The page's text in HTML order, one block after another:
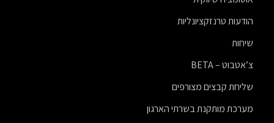
הודעות טרנזקציונליות
שיחות
צ’אטבוט – BETA
שליחת קבצים מצורפים
מערכת מותקנת בשרתי הארגון